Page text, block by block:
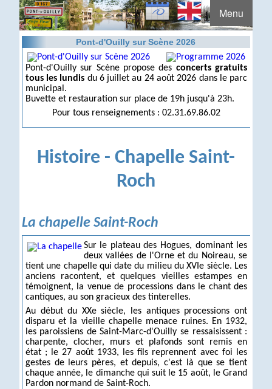
Menu
Pont-d'Ouilly sur Scène 2026
Pont-d'Ouilly sur Scène propose des concerts gratuits
tous les lundis du 6 juillet au 24 août 2026 dans le parc
municipal.
Buvette et restauration sur place de 19h jusqu'à 23h.
Pour tous renseignements : 02.31.69.86.02
Histoire - Chapelle Saint-
Roch
La chapelle Saint-Roch
Sur le plateau des Hogues, dominant les
deux vallées de l'Orne et du Noireau, se
tient une chapelle qui date du milieu du XVIe siècle. Les
anciens racontent, et quelques vieilles estampes en
témoignent, la venue de processions dans le chant des
cantiques, au son gracieux des tinterelles.
Au début du XXe siècle, les antiques processions ont
disparu et la vieille chapelle menace ruines. En 1932,
les paroissiens de Saint-Marc-d'Ouilly se ressaisissent :
charpente, clocher, murs et plafonds sont remis en
état ; le 27 août 1933, les fils reprennent avec foi les
gestes de leurs pères, et depuis, c'est là que se tient
chaque année, le dimanche qui suit le 15 août, le Grand
Pardon normand de Saint-Roch.